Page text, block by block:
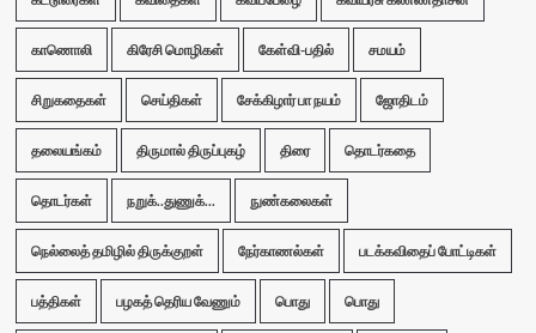
காணொலி கிரேசி மொழிகள் கேள்வி-பதில் சமயம்
சிறுகதைகள் செய்திகள் சேக்கிழார் பா நயம் ஜோதிடம்
தலையங்கம் திருமால் திருப்புகழ் திரை தொடர்கதை
தொடர்கள் நறுக்..துணுக்... நுண்கலைகள்
நெல்லைத் தமிழில் திருக்குறள் நேர்காணல்கள் படக்கவிதைப் போட்டிகள்
பத்திகள் பழகத் தெரிய வேணும் பொது பொது